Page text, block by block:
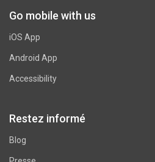
Go mobile with us
iOS App
Android App
Accessibility
Restez informé
Blog